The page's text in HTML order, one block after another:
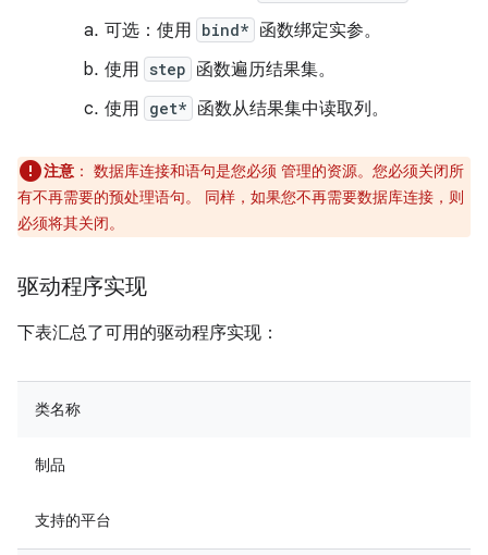
可选：使用 bind* 函数绑定实参。
使用 step 函数遍历结果集。
使用 get* 函数从结果集中读取列。
注意 ： 数据库连接和语句是您必须 管理的资源。您必须关闭所
有不再需要的预处理语句。 同样，如果您不再需要数据库连接，则
必须将其关闭。
驱动程序实现
下表汇总了可用的驱动程序实现：
类名称
制品
支持的平台